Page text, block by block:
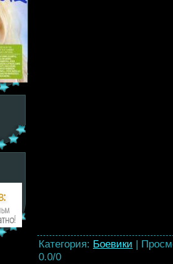
Категория: Боевики |
0.0/0